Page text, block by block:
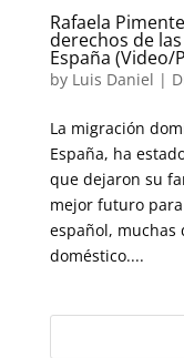
Rafaela
derechos de
España (Video/
by Luis Daniel |
La migración
España, ha
que dejaron su
mejor futuro
español, muchas
doméstico....